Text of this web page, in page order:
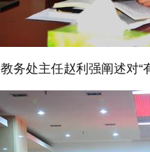
教务处主任赵利强阐述对“